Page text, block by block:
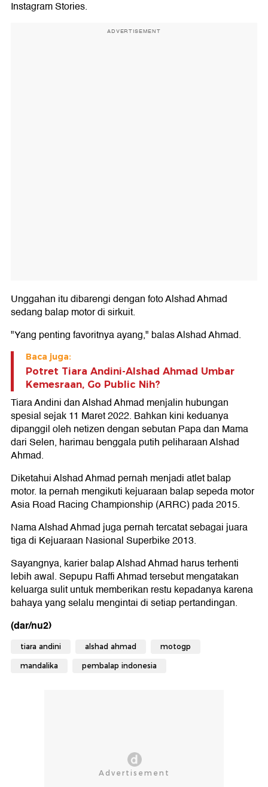
Instagram Stories.
ADVERTISEMENT
Unggahan itu dibarengi dengan foto Alshad Ahmad
sedang balap motor di sirkuit.
"Yang penting favoritnya ayang," balas Alshad Ahmad.
Baca juga:
Potret Tiara Andini-Alshad Ahmad Umbar
Kemesraan, Go Public Nih?
Tiara Andini dan Alshad Ahmad menjalin hubungan
spesial sejak 11 Maret 2022. Bahkan kini keduanya
dipanggil oleh netizen dengan sebutan Papa dan Mama
dari Selen, harimau benggala putih peliharaan Alshad
Ahmad.
Diketahui Alshad Ahmad pernah menjadi atlet balap
motor. Ia pernah mengikuti kejuaraan balap sepeda motor
Asia Road Racing Championship (ARRC) pada 2015.
Nama Alshad Ahmad juga pernah tercatat sebagai juara
tiga di Kejuaraan Nasional Superbike 2013.
Sayangnya, karier balap Alshad Ahmad harus terhenti
lebih awal. Sepupu Raffi Ahmad tersebut mengatakan
keluarga sulit untuk memberikan restu kepadanya karena
bahaya yang selalu mengintai di setiap pertandingan.
(dar/nu2)
tiara andini alshad ahmad motogp
mandalika pembalap indonesia